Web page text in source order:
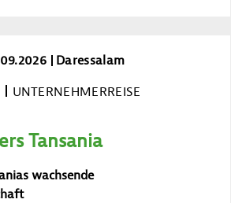
Tansania
Daressalam
UNTERNEHMERREISE
HINZUFÜGEN
Tansania
wachsende